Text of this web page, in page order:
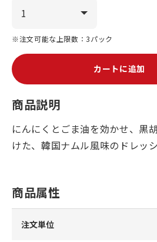
※注文可能な上限数：3パック
カートに追加
商品説明
にんにくとごま油を効かせ、黒
けた、韓国ナムル風味のドレッシ
商品属性
注文単位